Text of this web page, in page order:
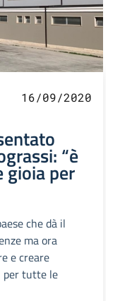
16/09/2020
“è
gioia per
che dà il
ma ora
e creare
per tutte le